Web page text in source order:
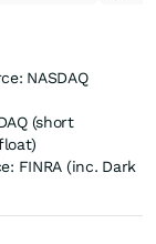
NASDAQ
(short
Capital IQ (float)
FINRA (inc. Dark
(inc. Dark Pool